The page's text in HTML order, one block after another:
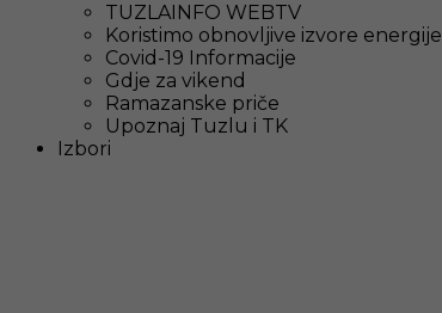
TUZLAINFO WEBTV
Koristimo obnovljive izvore energije
Covid-19 Informacije
Gdje za vikend
Ramazanske priče
Upoznaj Tuzlu i TK
Izbori